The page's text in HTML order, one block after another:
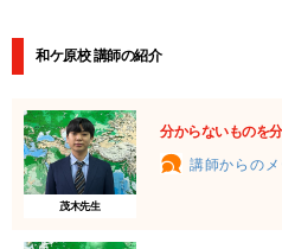
和ケ原校 講師の紹介
茂木先生
分からないものを
講師からの